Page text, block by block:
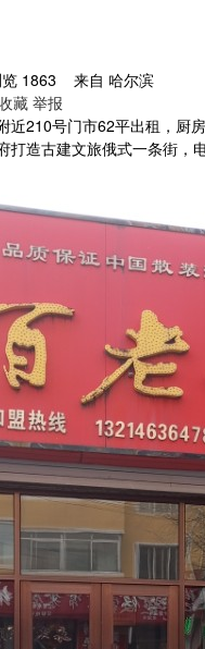
1863 来自 哈尔滨
藏 举报
近210号门市62平出租，厨
打造古建文旅俄式一条街，